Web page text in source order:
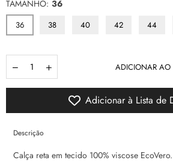
TAMANHO: 36
36 38 40 42 44
ADICIONAR AO
Adicionar à Lista de
Descrição
Calça reta em tecido 100% viscose EcoVero.